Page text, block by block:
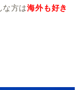
な方は海外も好き